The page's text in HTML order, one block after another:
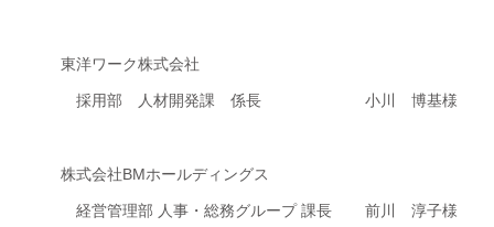
東洋ワーク株式会社
採用部 人材開発課 係長 小川 博基様
株式会社BMホールディングス
経営管理部 人事・総務グループ 課長 前川 淳子様